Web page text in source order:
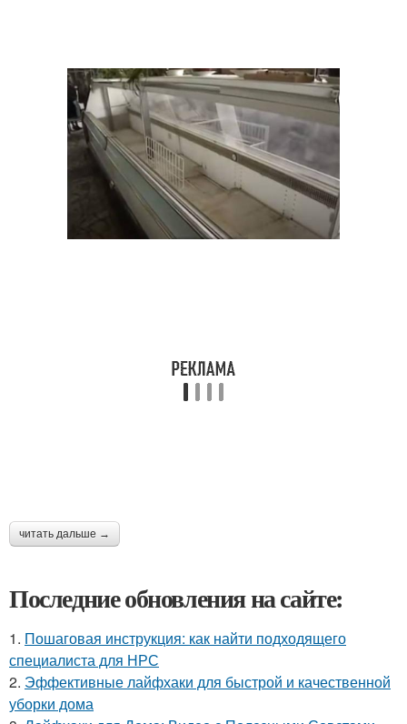
читать дальше →
Последние обновления на сайте:
1. Пошаговая инструкция: как найти подходящего
специалиста для НРС
2. Эффективные лайфхаки для быстрой и качественной
уборки дома